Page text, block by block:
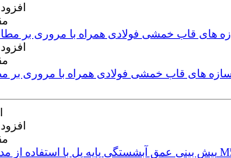
سازه های قاب خمشی فولادی همراه با مروری بر